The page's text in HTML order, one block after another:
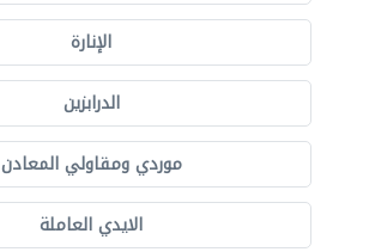
الإنارة
الدرابزين
موردي ومقاولي المعادن
الايدي العاملة